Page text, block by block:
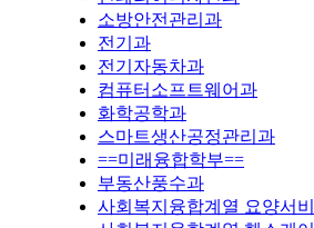
소방안전관리과
전기과
전기자동차과
컴퓨터소프트웨어과
화학공학과
스마트생산공정관리과
==미래융합학부==
부동산풍수과
사회복지융합계열 요양서